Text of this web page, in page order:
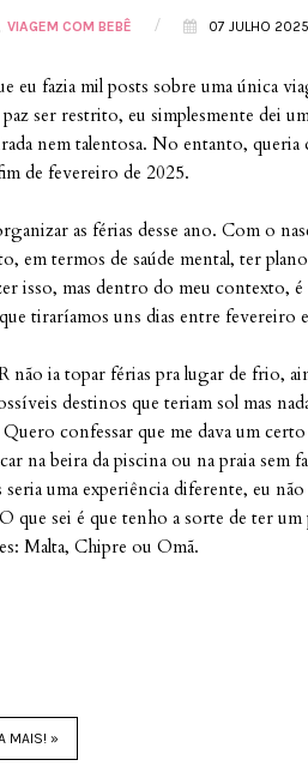
VIAGEM COM BEBÊ / 07 JULHO 2025
fazia mil posts sobre uma única
ser restrito, eu simplesmente dei
nem talentosa. No entanto, queria
de fevereiro de 2025.
as férias desse ano. Com o
em termos de saúde mental, ter
isso, mas dentro do meu contexto, é
tiraríamos uns dias entre fevereiro
não ia topar férias pra lugar de frio,
destinos que teriam sol mas
confessar que me dava um
na beira da piscina ou na praia sem
uma experiência diferente, eu
que sei é que tenho a sorte de ter
Malta, Chipre ou Omã.
MAIS! »